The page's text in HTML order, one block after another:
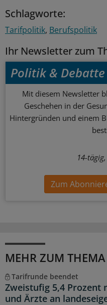
Schlagworte:
Tarifpolitik Berufspolitik
Ihr Newsletter zum
Politik & Debatte
Mit diesem Newsletter
Geschehen in der
Hintergründen und einem
14-
Zum
MEHR ZUM THEMA
Tarifrunde beendet
Zweistufig 5,4 Prozent
und Ärzte an